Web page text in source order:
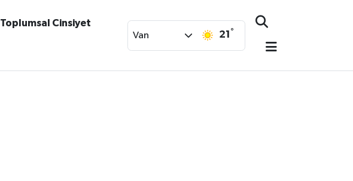
Toplumsal Cinsiyet
Van 21 °